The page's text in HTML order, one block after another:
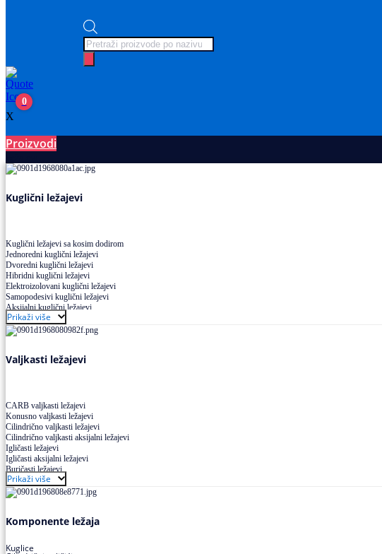
Products
search
0
X
Proizvodi
Kuglični ležajevi
Kuglični ležajevi sa kosim dodirom
Jednoredni kuglični ležajevi
Dvoredni kuglični ležajevi
Hibridni kuglični ležajevi
Elektroizolovani kuglični ležajevi
Samopodesivi kuglični ležajevi
Aksijalni kuglični ležajevi
Kuglični ležajevi od nerđajućeg čelika
Prikaži više
Valjkasti ležajevi
CARB valjkasti ležajevi
Konusno valjkasti ležajevi
Cilindrično valjkasti ležajevi
Cilindrično valjkasti aksijalni ležajevi
Igličasti ležajevi
Igličasti aksijalni ležajevi
Buričasti ležajevi
Buričasti zaptiveni ležajevi
Buričasti aksijalni ležajevi
Prikaži više
Komponente ležaja
Kuglice